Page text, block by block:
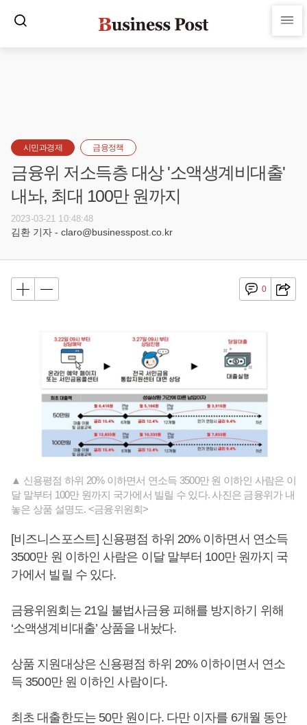
시민과경제 금융정책
금융위 저소득층 대상 '소액생계비대출'
내놔, 최대 100만 원까지
2023-03-21 10:48:48
김환 기자 - claro@businesspost.co.kr
0
▲ 신용평점 하위 20% 이하면서 연소득 3500만 원 이하인 사람은 이
달 말부터 100만 원까지 국가에서 빌릴 수 있다. 사진은 금융위가 내
놓은 상품 설명도. <금융위원회>
[비즈니스포스트] 신용평점 하위 20% 이하면서 연소득
3500만 원 이하인 사람은 이달 말부터 100만 원까지 국
가에서 빌릴 수 있다.
금융위원회는 21일 불법사금융 피해를 방지하기 위해
‘소액생계비대출’ 상품을 내놨다.
상품 지원대상은 신용평점 하위 20% 이하이면서 연소
득 3500만 원 이하인 사람이다.
최초 대출한도는 50만 원이다. 다만 이자를 6개월 동안